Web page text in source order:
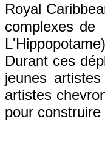
Royal
complexes de
Durant ces
jeunes
artistes
pour